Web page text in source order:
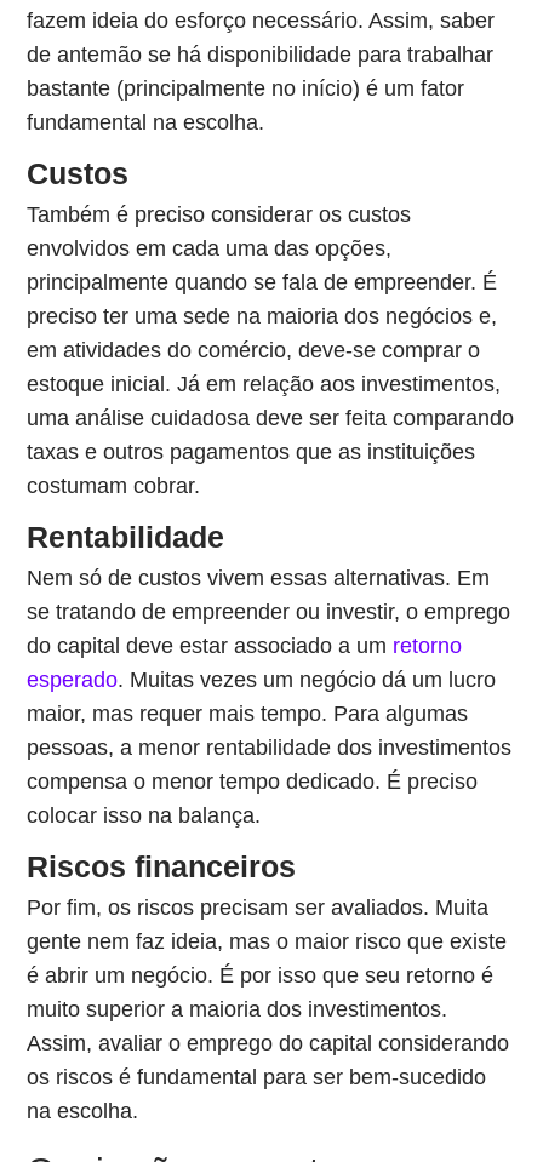
fazem ideia do esforço necessário. Assim, saber
de antemão se há disponibilidade para trabalhar
bastante (principalmente no início) é um fator
fundamental na escolha.
Custos
Também é preciso considerar os custos
envolvidos em cada uma das opções,
principalmente quando se fala de empreender. É
preciso ter uma sede na maioria dos negócios e,
em atividades do comércio, deve-se comprar o
estoque inicial. Já em relação aos investimentos,
uma análise cuidadosa deve ser feita comparando
taxas e outros pagamentos que as instituições
costumam cobrar.
Rentabilidade
Nem só de custos vivem essas alternativas. Em
se tratando de empreender ou investir, o emprego
do capital deve estar associado a um retorno
esperado. Muitas vezes um negócio dá um lucro
maior, mas requer mais tempo. Para algumas
pessoas, a menor rentabilidade dos investimentos
compensa o menor tempo dedicado. É preciso
colocar isso na balança.
Riscos financeiros
Por fim, os riscos precisam ser avaliados. Muita
gente nem faz ideia, mas o maior risco que existe
é abrir um negócio. É por isso que seu retorno é
muito superior a maioria dos investimentos.
Assim, avaliar o emprego do capital considerando
os riscos é fundamental para ser bem-sucedido
na escolha.